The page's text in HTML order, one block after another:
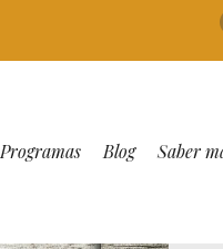
Programas Blog Saber